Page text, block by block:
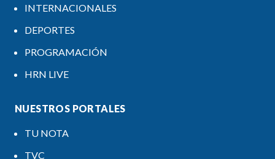
INTERNACIONALES
DEPORTES
PROGRAMACIÓN
HRN LIVE
NUESTROS PORTALES
TU NOTA
TVC